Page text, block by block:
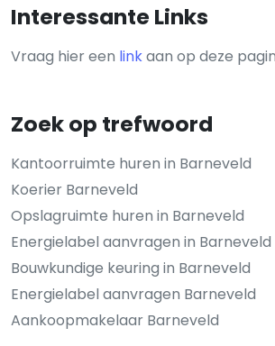
Interessante Links
Vraag hier een linkaan op deze
Zoek op trefwoord
Kantoorruimte huren in Barneveld
Koerier Barneveld
Opslagruimte huren in Barneveld
Energielabel aanvragen in Barneveld
Bouwkundige keuring in Barneveld
Energielabel aanvragen Barneveld
Aankoopmakelaar Barneveld